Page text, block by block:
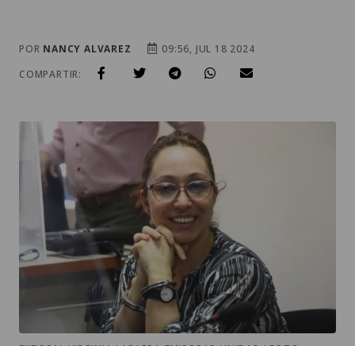
POR NANCY ALVAREZ
09:56, JUL 18 2024
COMPARTIR: